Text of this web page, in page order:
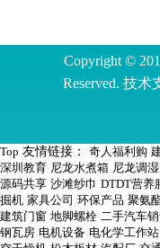
Copyright ©
Reserved. 技术
Top 友情链接： 奇人福利购
深圳教育 尼龙水煮箱 尼龙调
源码共享 沙滩纱巾 DTDT营养
掘机 家具公司 环保产品 聚氨
建筑门窗 地脚螺栓 二手汽车
钢瓦房 电机设备 电化学工作站